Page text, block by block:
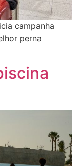
campanha
perna